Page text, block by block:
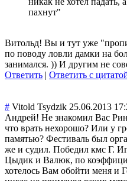
пахнут"
Витольд! Вы и тут уже
по поводу ловли дамки на
занимался. )) И другим не
Ответить | Ответить с
# Vitold Tsydzik 25.06.2013
Андрей! Не знакомил Вас
что врать нехорошо? Или у
памятью? Фестиваль был
же и судил. Победил кмс Г.
Цыдик и Валюк, по
хотелось Вам обойти меня и